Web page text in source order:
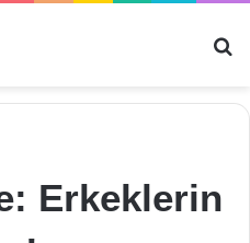
Erkeklerin